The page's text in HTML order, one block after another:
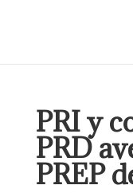
PRI y
PRD
PREP